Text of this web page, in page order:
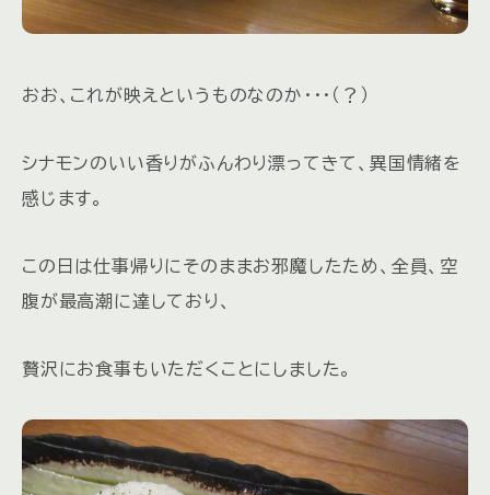
おお、これが映えというものなのか・・・（？）
シナモンのいい香りがふんわり漂ってきて、異国情緒を
感じます。
この日は仕事帰りにそのままお邪魔したため、全員、空
腹が最高潮に達しており、
贅沢にお食事もいただくことにしました。